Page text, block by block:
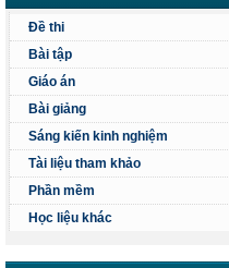
Đề thi
Bài tập
Giáo án
Bài giảng
Sáng kiến kinh nghiệm
Tài liệu tham khảo
Phần mềm
Học liệu khác